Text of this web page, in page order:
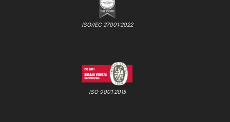
ISO/IEC 27001:2022
ISO 9001:2015